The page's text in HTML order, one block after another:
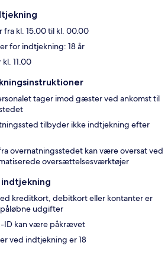
fra kl. 15.00 til kl. 00.00
for indtjekning: 18 år
11.00
tager imod gæster ved ankomst til
tilbyder ikke indtjekning efter
overnatningsstedet kan være oversat ved
oversættelsesværktøjer
kreditkort, debitkort eller kontanter er
udgifter
ID kan være påkrævet
ved indtjekning er 18